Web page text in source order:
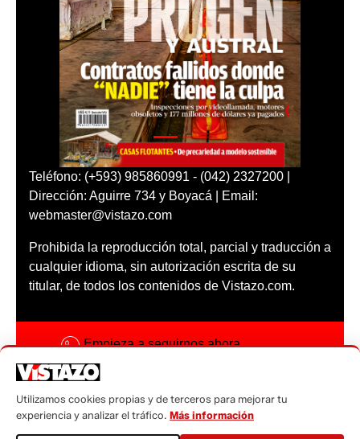
Teléfono: (+593) 985860991 - (042) 2327200 |
Dirección: Aguirre 734 y Boyacá | Email:
webmaster@vistazo.com
Prohibida la reproducción total, parcial y traducción a
cualquier idioma, sin autorización escrita de su
titular, de todos los contenidos de Vistazo.com.
Empieza a seguirnos ahora
Código ética
Sugerencias a:
Utilizamos cookies propias y de terceros para mejorar tu
experiencia y analizar el tráfico. Más información